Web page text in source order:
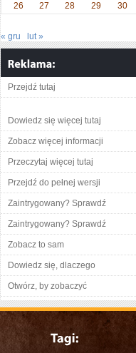
26
27 28 29 30
« gru lut »
Przejdź tutaj
Dowiedz się więcej tutaj
Zobacz więcej informacji
Przeczytaj więcej tutaj
Przejdź do pełnej wersji
Zaintrygowany? Sprawdź
Zaintrygowany? Sprawdź
Zobacz to sam
Dowiedz się, dlaczego
Otwórz, by zobaczyć